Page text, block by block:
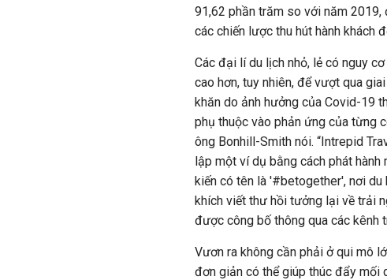
91,62 phần trăm so với năm
các chiến lược thu hút hành khách
Các đại lí du lịch nhỏ, lẻ có nguy
cao hơn, tuy nhiên, để vượt qua
khăn do ảnh hưởng của Covid-19
phụ thuộc vào phản ứng của từng
ông Bonhill-Smith nói. “Intrepid
lập một ví dụ bằng cách phát hành
kiến có tên là '#betogether', nơi du
khích viết thư hồi tưởng lại về trải
được công bố thông qua các kênh
Vươn ra không cần phải ở qui mô
đơn giản có thể giúp thúc đẩy mối